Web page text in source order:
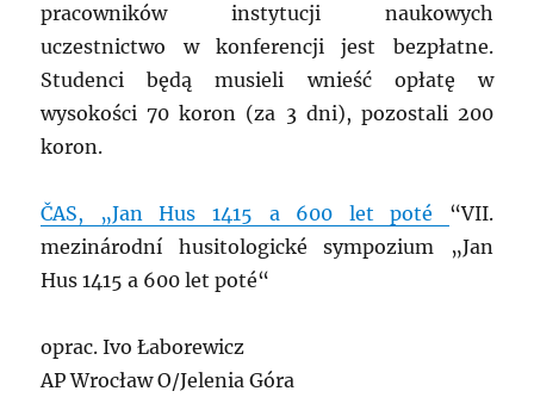
pracowników instytucji naukowych
uczestnictwo w konferencji jest bezpłatne.
Studenci będą musieli wnieść opłatę w
wysokości 70 koron (za 3 dni), pozostali 200
koron.
ČAS, „Jan Hus 1415 a 600 let poté “VII.
mezinárodní husitologické sympozium „Jan
Hus 1415 a 600 let poté“
oprac. Ivo Łaborewicz
AP Wrocław O/Jelenia Góra